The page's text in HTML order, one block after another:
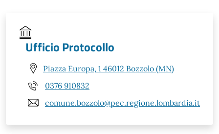
Ufficio Protocollo
Piazza Europa, 1 46012 Bozzolo (MN)
0376 910832
comune.bozzolo@pec.regione.lombardia.it